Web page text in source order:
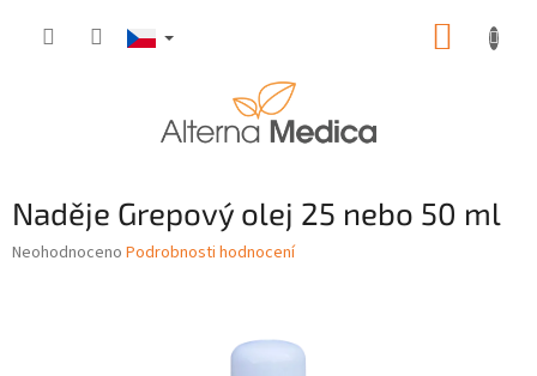
Naděje Grepový olej 25 nebo 50 ml
Průměrné
Neohodnoceno Podrobnosti hodnocení